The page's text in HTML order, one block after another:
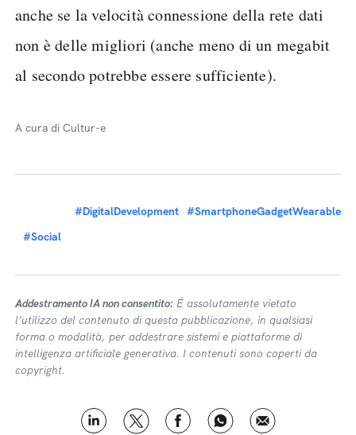
anche se la velocità connessione della rete dati
non è delle migliori (anche meno di un megabit
al secondo potrebbe essere sufficiente).
A cura di Cultur-e
#DigitalDevelopment #SmartphoneGadgetWearable
#Social
Addestramento IA non consentito: É assolutamente vietato
l’utilizzo del contenuto di questa pubblicazione, in qualsiasi
forma o modalità, per addestrare sistemi e piattaforme di
intelligenza artificiale generativa. I contenuti sono coperti da
copyright.